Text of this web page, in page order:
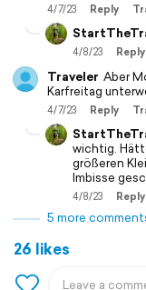
4/7/23 Reply
4/8/23 Reply
Traveler Aber
Karfreitag
4/7/23 Reply
wichtig.
größeren
Imbisse
4/8/23 Reply
5 more
26 likes